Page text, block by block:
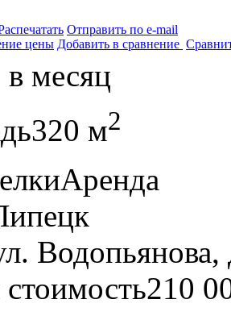
Отправить по e-mail
цены Добавить в сравнение
в месяц
320 м2
Аренда
Водопьянова,
210